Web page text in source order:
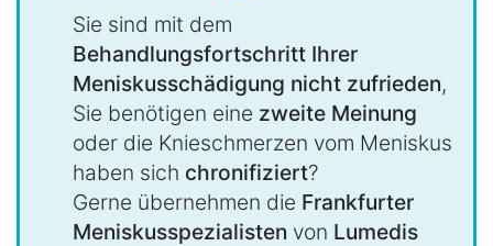
Sie sind mit dem
Behandlungsfortschritt Ihrer
Meniskusschädigung nicht zufrieden,
Sie benötigen eine zweite Meinung
oder die Knieschmerzen vom Meniskus
haben sich chronifiziert?
Gerne übernehmen die Frankfurter
Meniskusspezialisten von Lumedis